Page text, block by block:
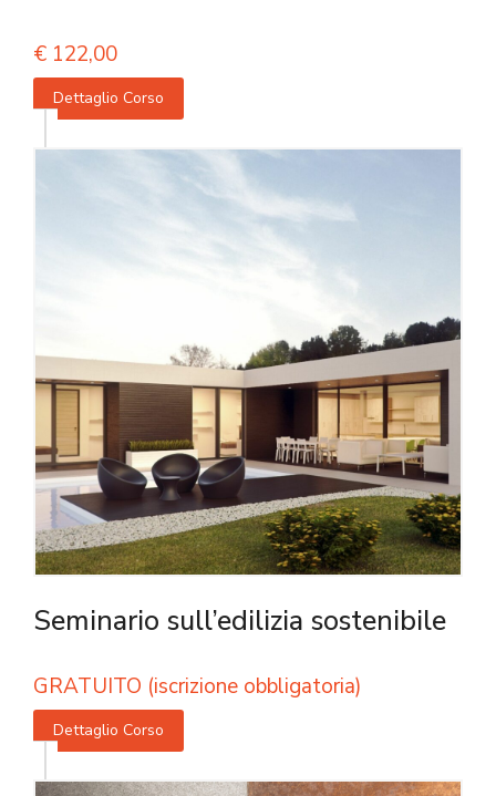
€ 122,00
Dettaglio Corso
Seminario sull’edilizia sostenibile
GRATUITO (iscrizione obbligatoria)
Dettaglio Corso